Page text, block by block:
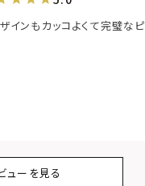
インもカッコよくて完璧なピ
ューを見る